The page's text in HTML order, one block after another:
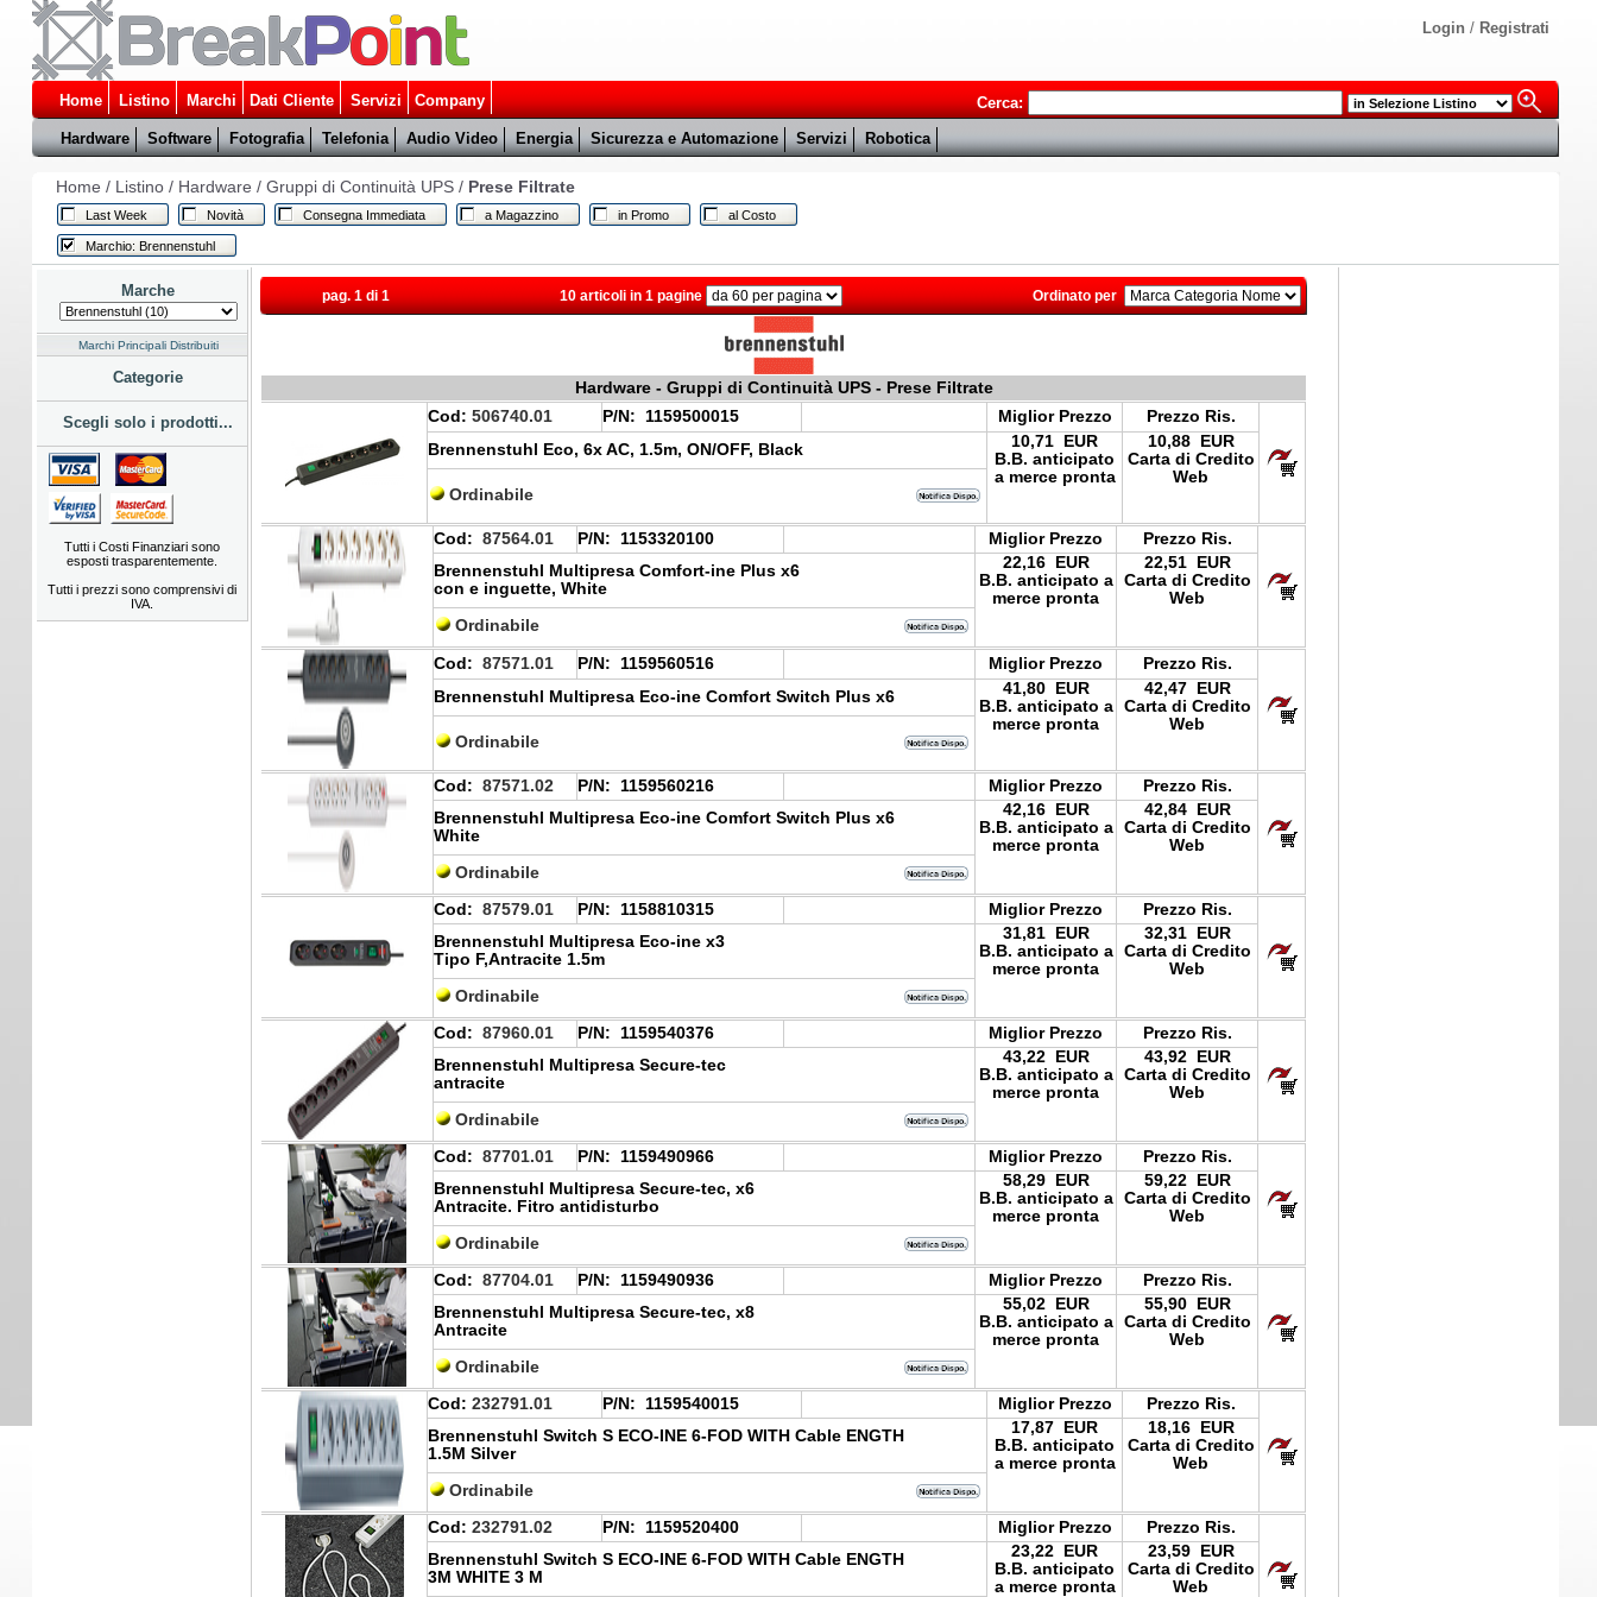
Login / Registrati
Home Listino Marchi Dati Cliente Servizi Company
Cerca:
Hardware
Software Fotografia Telefonia Audio Video Energia Sicurezza e Automazione Servizi Robotica
Home / Listino/ Hardware / Gruppi di Continuità UPS/ Prese Filtrate
Last Week Novità Consegna Immediata a Magazzino in Promo al Costo
Marchio: Brennenstuhl
Marche
Marchi Principali Distribuiti
Categorie
Scegli solo i prodotti...
Tutti i Costi Finanziari sono
esposti trasparentemente.
Tutti i prezzi sono comprensivi di
IVA.
pag. 1 di 1 10 articoli in 1 pagine Ordinato per
Hardware - Gruppi di Continuità UPS - Prese Filtrate
Cod: 506740.01 P/N: 1159500015 Miglior Prezzo
Prezzo Ris.
Brennenstuhl Eco, 6x AC, 1.5m, ON/OFF, Black
10,71 EUR
B.B. anticipato
a merce pronta
10,88 EUR
Carta di Credito
Web
Ordinabile
Cod: 87564.01 P/N: 1153320100 Miglior Prezzo
Prezzo Ris.
Brennenstuhl Multipresa Comfort-ine Plus x6
con e inguette, White
22,16 EUR
B.B. anticipato a
merce pronta
22,51 EUR
Carta di Credito
Web
Ordinabile
Cod: 87571.01 P/N: 1159560516 Miglior Prezzo
Prezzo Ris.
Brennenstuhl Multipresa Eco-ine Comfort Switch Plus x6
41,80 EUR
B.B. anticipato a
merce pronta
42,47 EUR
Carta di Credito
Web
Ordinabile
Cod: 87571.02 P/N: 1159560216 Miglior Prezzo
Prezzo Ris.
Brennenstuhl Multipresa Eco-ine Comfort Switch Plus x6
White
42,16 EUR
B.B. anticipato a
merce pronta
42,84 EUR
Carta di Credito
Web
Ordinabile
Cod: 87579.01 P/N: 1158810315 Miglior Prezzo
Prezzo Ris.
Brennenstuhl Multipresa Eco-ine x3
Tipo F,Antracite 1.5m
31,81 EUR
B.B. anticipato a
merce pronta
32,31 EUR
Carta di Credito
Web
Ordinabile
Cod: 87960.01 P/N: 1159540376 Miglior Prezzo
Prezzo Ris.
Brennenstuhl Multipresa Secure-tec
antracite
43,22 EUR
B.B. anticipato a
merce pronta
43,92 EUR
Carta di Credito
Web
Ordinabile
Cod: 87701.01 P/N: 1159490966 Miglior Prezzo
Prezzo Ris.
Brennenstuhl Multipresa Secure-tec, x6
Antracite. Fitro antidisturbo
58,29 EUR
B.B. anticipato a
merce pronta
59,22 EUR
Carta di Credito
Web
Ordinabile
Cod: 87704.01 P/N: 1159490936 Miglior Prezzo
Prezzo Ris.
Brennenstuhl Multipresa Secure-tec, x8
Antracite
55,02 EUR
B.B. anticipato a
merce pronta
55,90 EUR
Carta di Credito
Web
Ordinabile
Cod: 232791.01 P/N: 1159540015 Miglior Prezzo
Prezzo Ris.
Brennenstuhl Switch S ECO-INE 6-FOD WITH Cable ENGTH
1.5M Silver
17,87 EUR
B.B. anticipato
a merce pronta
18,16 EUR
Carta di Credito
Web
Ordinabile
Cod: 232791.02 P/N: 1159520400 Miglior Prezzo
Prezzo Ris.
Brennenstuhl Switch S ECO-INE 6-FOD WITH Cable ENGTH
3M WHITE 3 M
23,22 EUR
B.B. anticipato
a merce pronta
23,59 EUR
Carta di Credito
Web